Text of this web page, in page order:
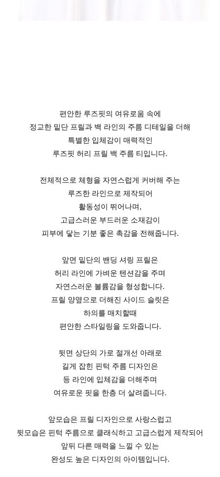
편안한 루즈핏의 여유로움 속에
정교한 밑단 프릴과 백 라인의 주름 디테일을 더해
특별한 입체감이 매력적인
루즈핏 허리 프릴 백 주름 티입니다.
전체적으로 체형을 자연스럽게 커버해 주는
루즈한 라인으로 제작되어
활동성이 뛰어나며,
고급스러운 부드러운 소재감이
피부에 닿는 기분 좋은 촉감을 전해줍니다.
앞면 밑단의 밴딩 셔링 프릴은
허리 라인에 가벼운 텐션감을 주며
자연스러운 볼륨감을 형성합니다.
프릴 양옆으로 더해진 사이드 슬릿은
하의를 매치할때
편안한 스타일링을 도와줍니다.
뒷면 상단의 가로 절개선 아래로
길게 잡힌 핀턱 주름 디자인은
등 라인에 입체감을 더해주며
여유로운 핏을 한층 더 살려줍니다.
앞모습은 프릴 디자인으로 사랑스럽고
뒷모습은 핀턱 주름으로 클래식하고 고급스럽게 제작되어
앞뒤 다른 매력을 느낄 수 있는